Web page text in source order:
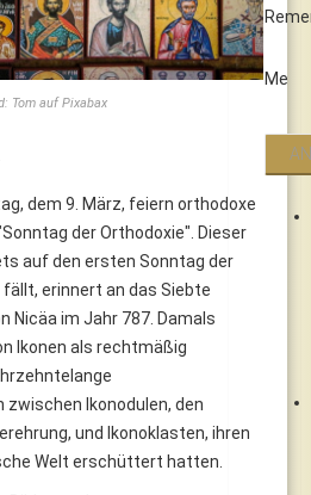
Me
Tom auf Pixabax
dem 9. März, feiern orthodoxe
der Orthodoxie". Dieser
auf den ersten Sonntag der
erinnert an das Siebte
Nicäa im Jahr 787. Damals
Ikonen als rechtmäßig
Ikonodulen, den
und Ikonoklasten, ihren
Welt erschüttert hatten.